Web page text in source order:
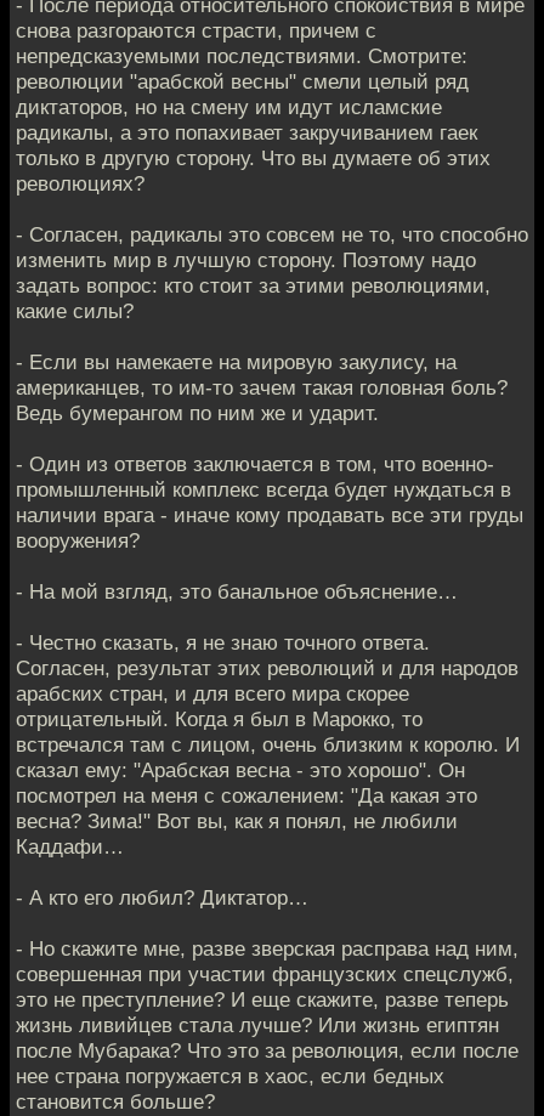
- После периода относительного спокойствия в мире
снова разгораются страсти, причем с
непредсказуемыми последствиями. Смотрите:
революции "арабской весны" смели целый ряд
диктаторов, но на смену им идут исламские
радикалы, а это попахивает закручиванием гаек
только в другую сторону. Что вы думаете об этих
революциях?
- Согласен, радикалы это совсем не то, что способно
изменить мир в лучшую сторону. Поэтому надо
задать вопрос: кто стоит за этими революциями,
какие силы?
- Если вы намекаете на мировую закулису, на
американцев, то им-то зачем такая головная боль?
Ведь бумерангом по ним же и ударит.
- Один из ответов заключается в том, что военно-
промышленный комплекс всегда будет нуждаться в
наличии врага - иначе кому продавать все эти груды
вооружения?
- На мой взгляд, это банальное объяснение…
- Честно сказать, я не знаю точного ответа.
Согласен, результат этих революций и для народов
арабских стран, и для всего мира скорее
отрицательный. Когда я был в Марокко, то
встречался там с лицом, очень близким к королю. И
сказал ему: "Арабская весна - это хорошо". Он
посмотрел на меня с сожалением: "Да какая это
весна? Зима!" Вот вы, как я понял, не любили
Каддафи…
- А кто его любил? Диктатор…
- Но скажите мне, разве зверская расправа над ним,
совершенная при участии французских спецслужб,
это не преступление? И еще скажите, разве теперь
жизнь ливийцев стала лучше? Или жизнь египтян
после Мубарака? Что это за революция, если после
нее страна погружается в хаос, если бедных
становится больше?